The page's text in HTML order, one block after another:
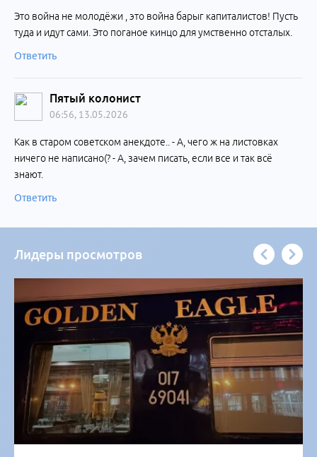
Это война не молодёжи , это война барыг капиталистов! Пусть
туда и идут сами. Это поганое кинцо для умственно отсталых.
Ответить
Пятый колонист
06:56, 13.05.2026
Как в старом советском анекдоте.. - А, чего ж на листовках
ничего не написано(? - А, зачем писать, если все и так всё
знают.
Ответить
Лидеры просмотров